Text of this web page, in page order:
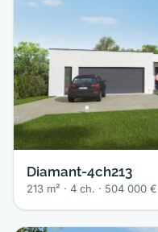
Diamant-4ch213
213 m² · 4 ch. · 504 000 €